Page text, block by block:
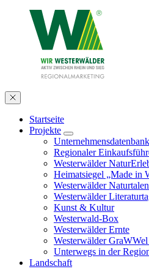
Startseite
Projekte
Regionaler
Westerwälder
Heimatsiegel „Made in
Westerwälder
Westerwälder
Kunst & Kultur
Westerwald-Box
Westerwälder Ernte
Westerwälder
Unterwegs in der
Landschaft